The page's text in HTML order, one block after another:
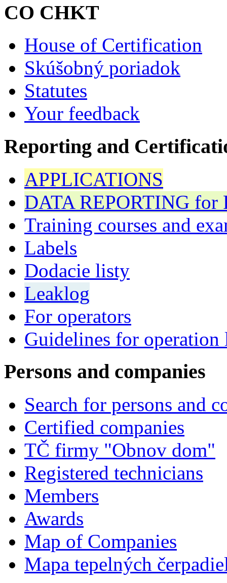
CO CHKT
House of Certification
Skúšobný poriadok
Statutes
Your feedback
Reporting and
APPLICATIONS
DATA REPORTING for
Training courses and
Labels
Dodacie listy
Leaklog
For operators
Guidelines for operation
Persons and companies
Search for persons and
Certified companies
TČ firmy "Obnov dom"
Registered technicians
Members
Awards
Map of Companies
Mapa tepelných